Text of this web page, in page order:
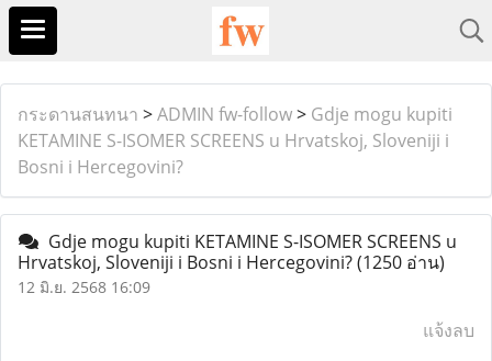
กระดานสนทนา >ADMIN fw-follow> Gdje mogu kupiti
KETAMINE S-ISOMER SCREENS u Hrvatskoj, Sloveniji i
Bosni i Hercegovini?
Gdje mogu kupiti KETAMINE S-ISOMER SCREENS u
Hrvatskoj, Sloveniji i Bosni i Hercegovini?(1250 อ่าน)
12 มิ.ย. 2568 16:09
แจ้งลบ